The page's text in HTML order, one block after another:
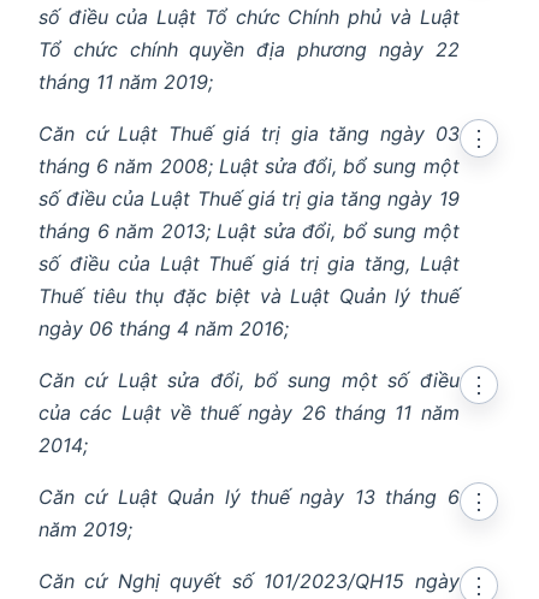
số điều của Luật Tổ chức Chính phủ và Luật
Tổ chức chính quyền địa phương ngày 22
tháng 11 năm 2019;
Căn cứ Luật Thuế giá trị gia tăng ngày 03
tháng 6 năm 2008; Luật sửa đổi, bổ sung một
số điều của Luật Thuế giá trị gia tăng ngày 19
tháng 6 năm 2013; Luật sửa đổi, bổ sung một
số điều của Luật Thuế giá trị gia tăng, Luật
Thuế tiêu thụ đặc biệt và Luật Quản lý thuế
ngày 06 tháng 4 năm 2016;
⋮
Căn cứ Luật sửa đổi, bổ sung một số điều
của các Luật về thuế ngày 26 tháng 11 năm
2014;
⋮
Căn cứ Luật Quản lý thuế ngày 13 tháng 6
năm 2019;
⋮
Căn cứ Nghị quyết số 101/2023/QH15 ngày
⋮